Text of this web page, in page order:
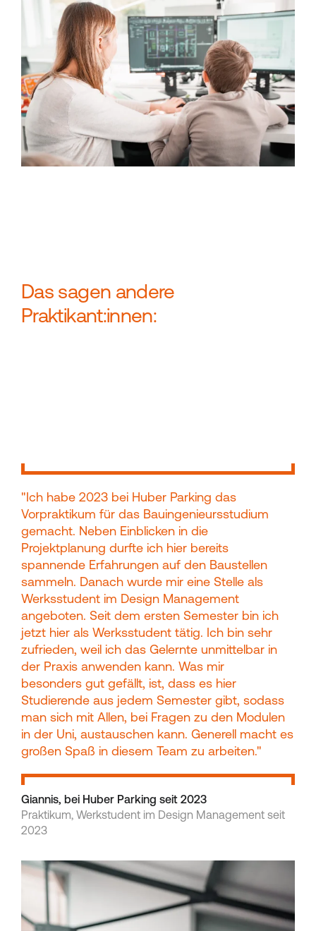
Das sagen andere
Praktikant:innen:
"Ich habe 2023 bei Huber Parking das
Vorpraktikum für das Bauingenieursstudium
gemacht. Neben Einblicken in die
Projektplanung durfte ich hier bereits
spannende Erfahrungen auf den Baustellen
sammeln. Danach wurde mir eine Stelle als
Werksstudent im Design Management
angeboten. Seit dem ersten Semester bin ich
jetzt hier als Werksstudent tätig. Ich bin sehr
zufrieden, weil ich das Gelernte unmittelbar in
der Praxis anwenden kann. Was mir
besonders gut gefällt, ist, dass es hier
Studierende aus jedem Semester gibt, sodass
man sich mit Allen, bei Fragen zu den Modulen
in der Uni, austauschen kann. Generell macht es
großen Spaß in diesem Team zu arbeiten."
Giannis, bei Huber Parking seit 2023
Praktikum, Werkstudent im Design Management seit
2023